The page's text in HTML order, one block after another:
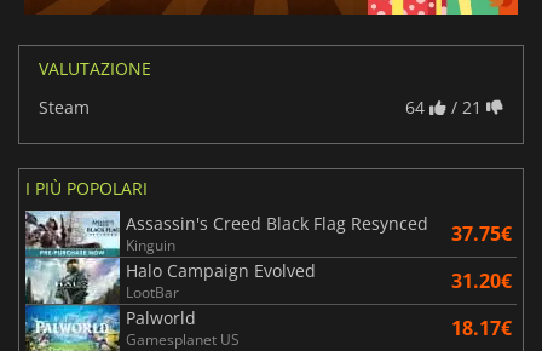
VALUTAZIONE
Steam
64 / 21
I PIÙ POPOLARI
Assassin's Creed Black Flag Resynced
Kinguin 37.75€
Halo Campaign Evolved
LootBar 31.20€
Palworld
Gamesplanet US 18.17€